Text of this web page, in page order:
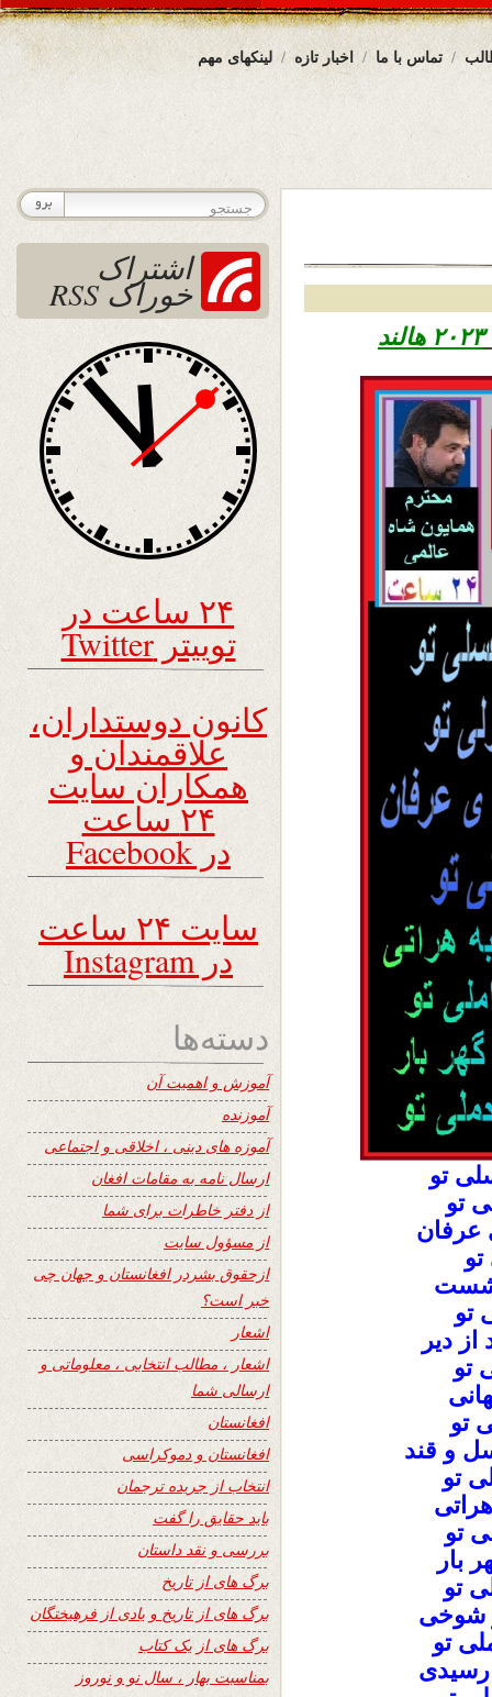
لینکهای مهم اخبار تازه تماس با ما
۲۰۲۳ هالند
تو
تو
عرفان
تو
دیر
تو
تو
و قند
تو
تو
بار
تو
شوخی
تو
رسیدی
اشتراک
خوراک RSS
۲۴ ساعت در
توییتر Twitter
کانون دوستداران،
علاقمندان و
همکاران سایت
۲۴ ساعت
در Facebook
سایت ۲۴ ساعت
در Instagram
دسته‌ها
آموزش و اهمیت آن
آموزنده
آموزه های دینی ، اخلاقی و اجتماعی
ارسال نامه به مقامات افغان
از دفتر خاطرات برای شما
از مسؤول سایت
ازحقوق بشردر افغانستان و جهان چی
خبر است؟
اشعار
اشعار ، مطالب انتخابی ، معلوماتی و
ارسالی شما
افغانستان
افغانستان و دموکراسی
انتخاب از جریده ترجمان
باید حقایق را گفت
بررسی و نقد داستان
برگ های از تاریخ
برگ های از تاریخ و یادی از فرهیختگان
برگ های از یک کتاب
بمناسبت بهار ، سال نو و نوروز